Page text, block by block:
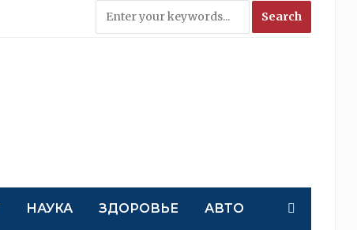
НАУКА ЗДОРОВЬЕ АВТО